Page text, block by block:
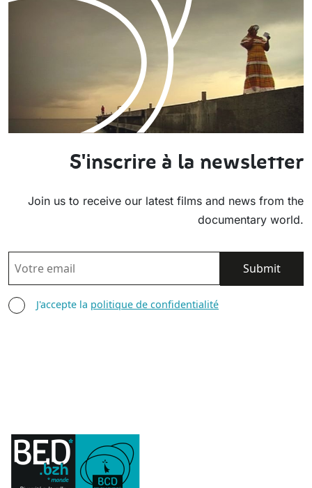
S'inscrire à la newsletter
Join us to receive our latest films and news from the
documentary world.
EMAIL
AGREE TERMS
J'accepte la politique de confidentialité